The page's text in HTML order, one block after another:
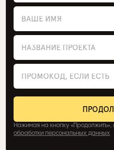
Нажимая на кнопку
обработки персональных данных